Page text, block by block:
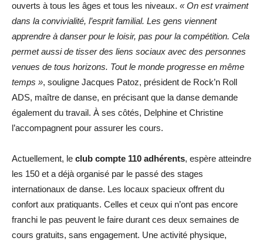
ouverts à tous les âges et tous les niveaux. « On est vraiment
dans la convivialité, l’esprit familial. Les gens viennent
apprendre à danser pour le loisir, pas pour la compétition. Cela
permet aussi de tisser des liens sociaux avec des personnes
venues de tous horizons. Tout le monde progresse en même
temps », souligne Jacques Patoz, président de Rock’n Roll
ADS, maître de danse, en précisant que la danse demande
également du travail. À ses côtés, Delphine et Christine
l’accompagnent pour assurer les cours.
Actuellement, le club compte 110 adhérents, espère atteindre
les 150 et a déjà organisé par le passé des stages
internationaux de danse. Les locaux spacieux offrent du
confort aux pratiquants. Celles et ceux qui n’ont pas encore
franchi le pas peuvent le faire durant ces deux semaines de
cours gratuits, sans engagement. Une activité physique,